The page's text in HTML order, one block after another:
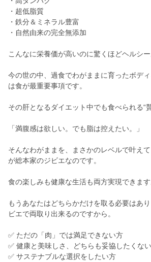
・超低脂質
・鉄分＆ミネラル豊富
・自然由来の完全無添加
こんなに栄養価が高いのに驚くほどヘルシー
今の世の中、過食でわがままに育ったボデ
は食が最重要事項です。
その肝となるダイエット中でも食べられる“
「満腹感は欲しい。でも脂は控えたい。」
そんなわがままを、まさかのレベルで叶え
が総本家のジビエなのです。
食の楽しみも健康な生活も両方実現できます
もうあなたはどちらかだけを取る必要はあ
ビエで両取り出来るのですから。
✅ ただの「肉」では満足できない方
✅ 健康と美味しさ、どちらも妥協したくな
✅ サステナブルな選択をしたい方